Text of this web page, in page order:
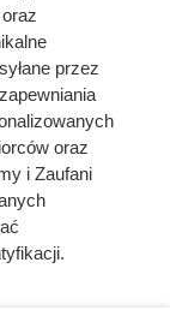
przez
oraz
i Zaufani